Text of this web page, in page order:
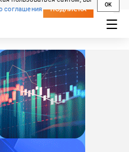
соглашения
OK
ПОДПИСКА